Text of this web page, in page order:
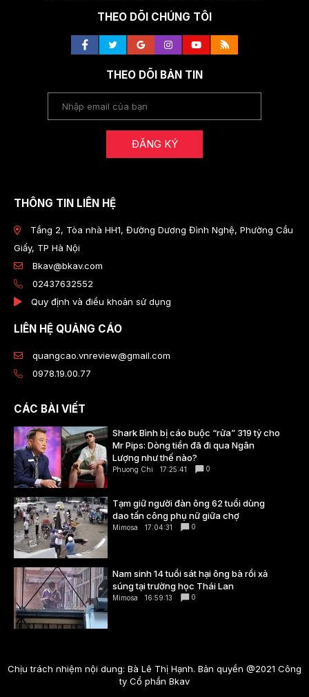
THEO DÕI CHÚNG TÔI
THEO DÕI BẢN TIN
ĐĂNG KÝ
THÔNG TIN LIÊN HỆ
Tầng 2, Tòa nhà HH1, Đường Dương Đình Nghệ, Phường Cầu
Giấy, TP Hà Nội
Bkav@bkav.com
02437632552
Quy định và điều khoản sử dụng
LIÊN HỆ QUẢNG CÁO
quangcao.vnreview@gmail.com
0978.19.00.77
CÁC BÀI VIẾT
Shark Bình bị cáo buộc “rửa” 319 tỷ cho
Mr Pips: Dòng tiền đã đi qua Ngân
Lượng như thế nào?
Phuong Chi 17:25:41 0
Tạm giữ người đàn ông 62 tuổi dùng
dao tấn công phụ nữ giữa chợ
Mimosa 17:04:31 0
Nam sinh 14 tuổi sát hại ông bà rồi xả
súng tại trường học Thái Lan
Mimosa 16:59:13 0
Chịu trách nhiệm nội dung: Bà Lê Thị Hạnh. Bản quyền @2021 Công
ty Cổ phần Bkav